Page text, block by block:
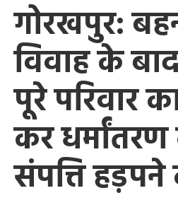
गोरखपुर:
विवाह के
पूरे परिवार
कर
संपत्ति